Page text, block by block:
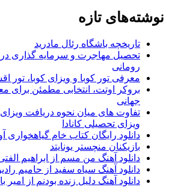
تازه
تاریخچه باشگاه رئال مادرید
تحصیل مهاجرت و سرمایه گذاری در
رومانی
معرفی تور کوبا و ویزای کوبا، تور
بروکر اوتت، انتخابی مطمئن برای
جهانی
تفاوت های میان نحوه دریافت ویزای
ویزای تحصیلی کانادا
دانلود رایگان کتاب خام گیاهخواری
بازیکنان منچستر یونایتد
دانلود آهنگ من مسم از ابراهیم الفتی
دانلود آهنگ سیاه سفید از حامیم
دانلود آهنگ دلیل زنده بودنم از امیر